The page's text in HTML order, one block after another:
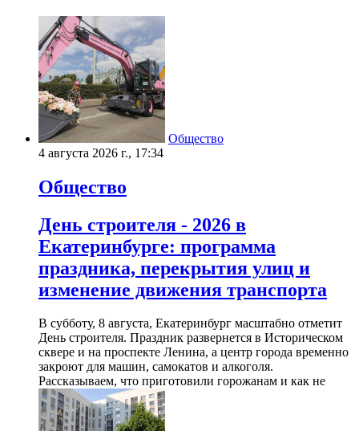
Общество
4 августа 2026 г., 17:34
Общество
День строителя - 2026 в
Екатеринбурге: программа
праздника, перекрытия улиц и
изменение движения транспорта
В субботу, 8 августа, Екатеринбург масштабно отметит
День строителя. Праздник развернется в Историческом
сквере и на проспекте Ленина, а центр города временно
закроют для машин, самокатов и алкоголя.
Рассказываем, что приготовили горожанам и как не